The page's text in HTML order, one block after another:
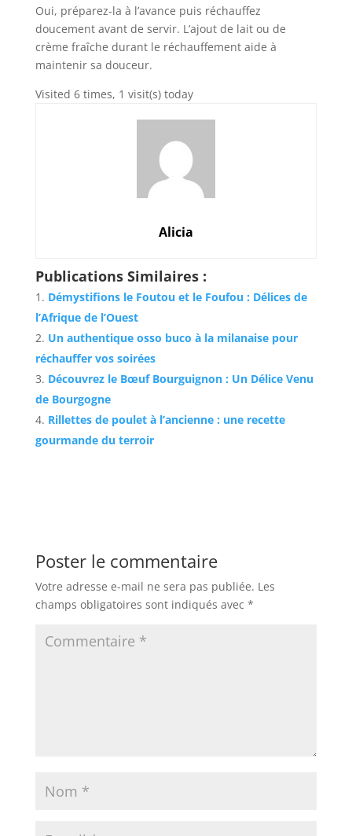
Oui, préparez-la à l’avance puis réchauffez
doucement avant de servir. L’ajout de lait ou de
crème fraîche durant le réchauffement aide à
maintenir sa douceur.
Visited 6 times, 1 visit(s) today
Alicia
Publications Similaires :
Démystifions le Foutou et le Foufou : Délices de
l’Afrique de l’Ouest
Un authentique osso buco à la milanaise pour
réchauffer vos soirées
Découvrez le Bœuf Bourguignon : Un Délice Venu
de Bourgogne
Rillettes de poulet à l’ancienne : une recette
gourmande du terroir
Poster le commentaire
Votre adresse e-mail ne sera pas publiée. Les
champs obligatoires sont indiqués avec *